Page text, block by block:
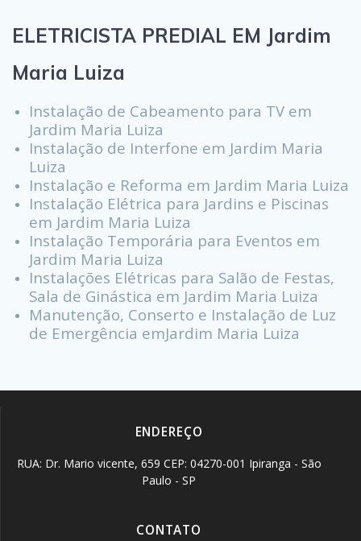
ELETRICISTA PREDIAL EM Jardim
Maria Luiza
Instalação de Cabeamento para TV em
Jardim Maria Luiza
Instalação de Interfone em Jardim Maria
Luiza
Instalação e Reforma em Jardim Maria Luiza
Instalação Elétrica para Jardins e Piscinas
em Jardim Maria Luiza
Instalação Temporária para Eventos em
Jardim Maria Luiza
Instalações Elétricas para Salão de Festas,
Sala de Ginástica em Jardim Maria Luiza
Manutenção, Conserto e Instalação de Luz
de Emergência emJardim Maria Luiza
ENDEREÇO
RUA: Dr. Mario vicente, 659 CEP: 04270-001 Ipiranga - São
Paulo - SP
CONTATO